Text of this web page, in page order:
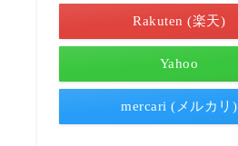
Rakuten (楽天)
Yahoo
mercari (メルカリ)